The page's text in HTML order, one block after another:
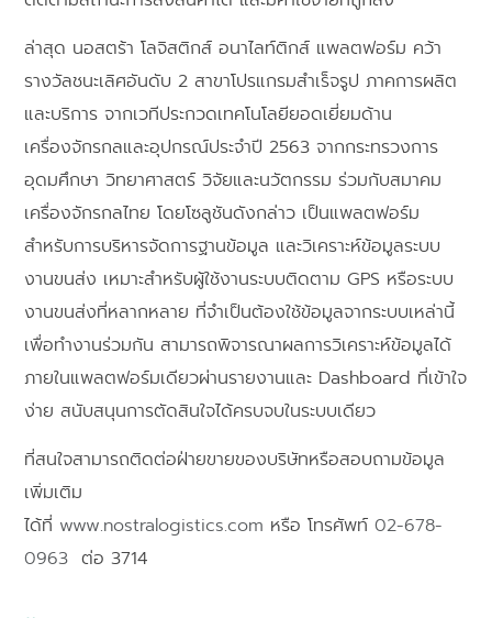
ล่าสุด นอสตร้า โลจิสติกส์ อนาไลท์ติกส์ แพลตฟอร์ม คว้า
รางวัลชนะเลิศอันดับ 2 สาขาโปรแกรมสําเร็จรูป ภาคการผลิต
และบริการ จากเวทีประกวดเทคโนโลยียอดเยี่ยมด้าน
เครื่องจักรกลและอุปกรณ์ประจําปี 2563 จากกระทรวงการ
อุดมศึกษา วิทยาศาสตร์ วิจัยและนวัตกรรม ร่วมกับสมาคม
เครื่องจักรกลไทย โดยโซลูชันดังกล่าว เป็นแพลตฟอร์ม
สำหรับการบริหารจัดการฐานข้อมูล และวิเคราะห์ข้อมูลระบบ
งานขนส่ง เหมาะสำหรับผู้ใช้งานระบบติดตาม GPS หรือระบบ
งานขนส่งที่หลากหลาย ที่จำเป็นต้องใช้ข้อมูลจากระบบเหล่านี้
เพื่อทำงานร่วมกัน สามารถพิจารณาผลการวิเคราะห์ข้อมูลได้
ภายในแพลตฟอร์มเดียวผ่านรายงานและ Dashboard ที่เข้าใจ
ง่าย สนับสนุนการตัดสินใจได้ครบจบในระบบเดียว
ที่สนใจสามารถติดต่อฝ่ายขายของบริษัทหรือสอบถามข้อมูล
เพิ่มเติม
ได้ที่ www.nostralogistics.com หรือ โทรศัพท์02-678-
0963 ต่อ 3714